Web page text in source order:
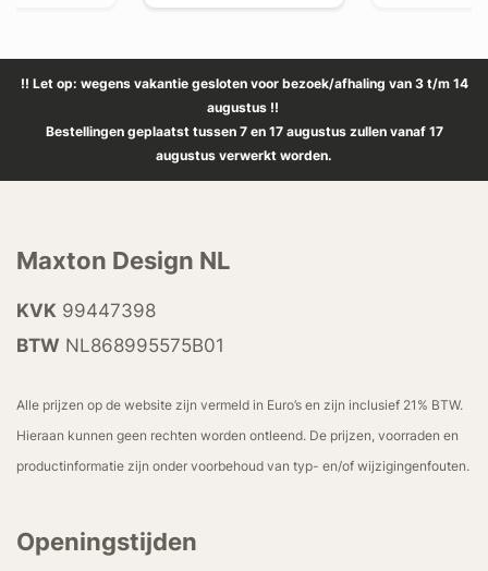
!! Let op: wegens vakantie gesloten voor bezoek/afhaling van 3 t/m 14
augustus !!
Bestellingen geplaatst tussen 7 en 17 augustus zullen vanaf 17
augustus verwerkt worden.
Maxton Design NL
KVK 99447398
BTW NL868995575B01
Alle prijzen op de website zijn vermeld in Euro’s en zijn inclusief 21% BTW.
Hieraan kunnen geen rechten worden ontleend. De prijzen, voorraden en
productinformatie zijn onder voorbehoud van typ- en/of wijzigingenfouten.
Openingstijden